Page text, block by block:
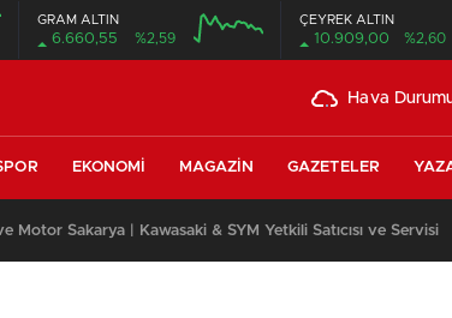
GRAM ALTIN
6.660,55 %2,59
ÇEYREK ALTIN
10.909,00 %2,60
Hava
EKONOMI MAGAZIN GAZETELER
Siteleri Uzun Vadede Ne Kazandırır?